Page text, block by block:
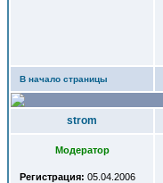
В начало страницы
strom
Модератор
Регистрация: 05.04.2006